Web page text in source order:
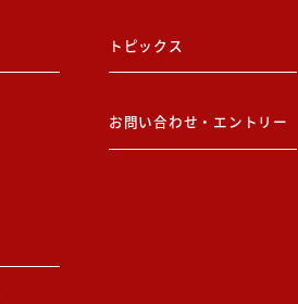
トピックス
お問い合わせ・エントリー